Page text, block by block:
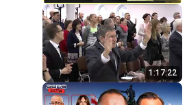
1:17:22